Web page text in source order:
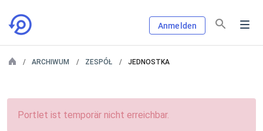
Anmelden
ARCHIWUM ZESPÓŁ JEDNOSTKA
Portlet ist temporär nicht erreichbar.